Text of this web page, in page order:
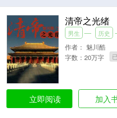
清帝之光绪
男生 历史
作者： 魅川酷
字数：20万字
立即阅读 加入